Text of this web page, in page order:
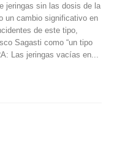
jeringas sin las dosis de la
un cambio significativo en
de este tipo,
Sagasti como “un tipo
Las jeringas vacías en...